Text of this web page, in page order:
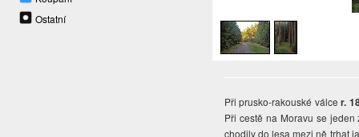
Ostatní
Při prusko-rakouské válcer.
Při cestě na Moravu se
chodily do lesa mezi ně trhat